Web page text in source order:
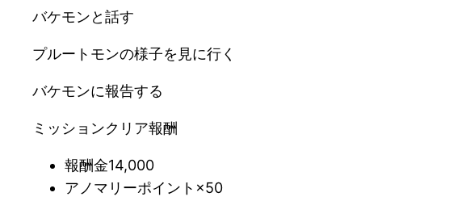
バケモンと話す
プルートモンの様子を見に行く
バケモンに報告する
ミッションクリア報酬
報酬金14,000
アノマリーポイント×50